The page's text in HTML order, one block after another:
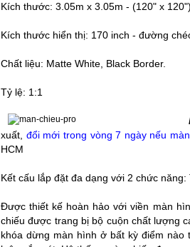
Kích thước: 3.05m x 3.05m - (120" x 120")
Kích thước hiển thị: 170 inch - đường
Chất liệu: Matte White, Black Border.
Tỷ lệ: 1:1
xuất, đổi mới trong vòng 7 ngày nếu
HCM
Kết cấu lắp đặt đa dạng với 2 chức
Được thiết kế hoàn hảo với viền màn
chiếu được trang bị bộ cuộn chất lượng
khóa dừng màn hình ở bất kỳ điểm nào